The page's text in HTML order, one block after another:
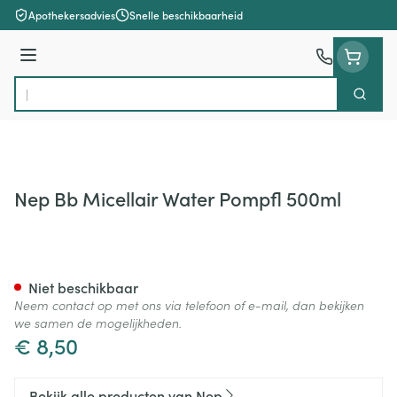
Ga naar de inhoud
Apothekersadvies Snelle beschikbaarheid
Menu
Product, merk, categorie...
Zoek
Nep Bb Micellair Water Pompfl 500ml
€ 8,50
Niet beschikbaar
Neem contact op met ons via telefoon of e-mail, dan bekijken
we samen de mogelijkheden.